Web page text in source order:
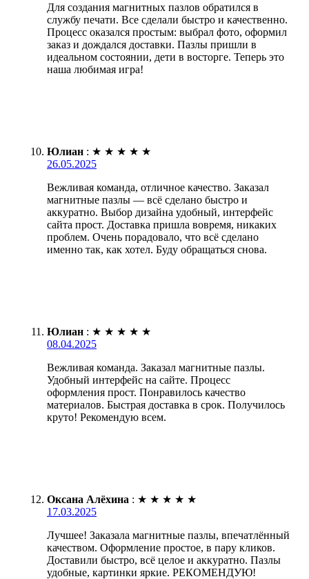
Для создания магнитных пазлов обратился в
службу печати. Все сделали быстро и качественно.
Процесс оказался простым: выбрал фото, оформил
заказ и дождался доставки. Пазлы пришли в
идеальном состоянии, дети в восторге. Теперь это
наша любимая игра!
Юлиан : ★ ★ ★ ★ ★
26.05.2025
Вежливая команда, отличное качество. Заказал
магнитные пазлы — всё сделано быстро и
аккуратно. Выбор дизайна удобный, интерфейс
сайта прост. Доставка пришла вовремя, никаких
проблем. Очень порадовало, что всё сделано
именно так, как хотел. Буду обращаться снова.
Юлиан : ★ ★ ★ ★ ★
08.04.2025
Вежливая команда. Заказал магнитные пазлы.
Удобный интерфейс на сайте. Процесс
оформления прост. Понравилось качество
материалов. Быстрая доставка в срок. Получилось
круто! Рекомендую всем.
Оксана Алёхина : ★ ★ ★ ★ ★
17.03.2025
Лучшее! Заказала магнитные пазлы, впечатлённый
качеством. Оформление простое, в пару кликов.
Доставили быстро, всё целое и аккуратно. Пазлы
удобные, картинки яркие. РЕКОМЕНДУЮ!